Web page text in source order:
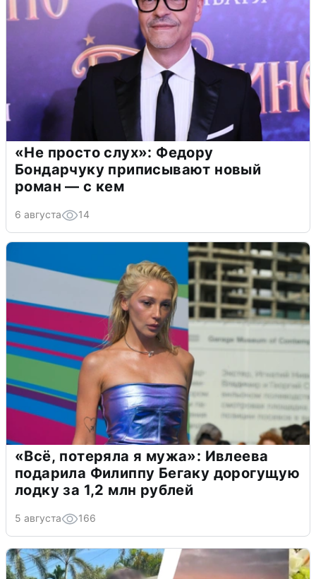
«Не просто слух»: Федору
Бондарчуку приписывают новый
роман — с кем
6 августа 14
«Всё, потеряла я мужа»: Ивлеева
подарила Филиппу Бегаку дорогущую
лодку за 1,2 млн рублей
5 августа 166